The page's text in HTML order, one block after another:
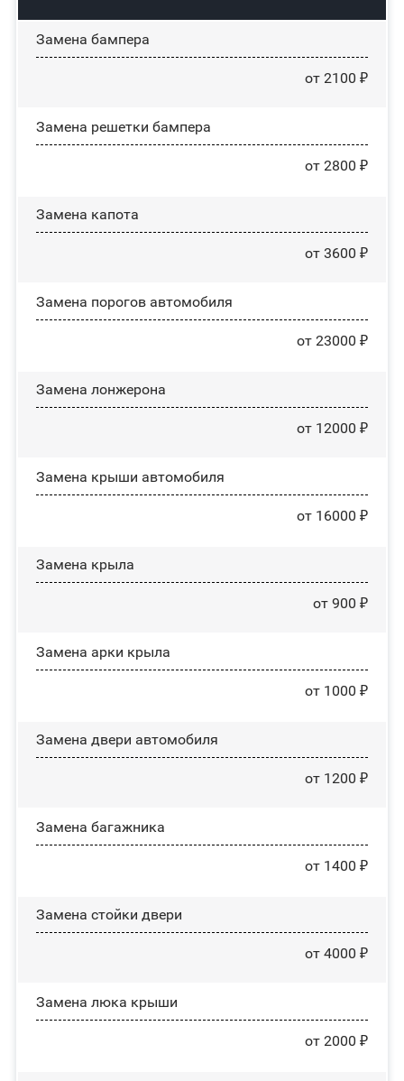
Замена бампера
от 2100 ₽
Замена решетки бампера
от 2800 ₽
Замена капота
от 3600 ₽
Замена порогов автомобиля
от 23000 ₽
Замена лонжерона
от 12000 ₽
Замена крыши автомобиля
от 16000 ₽
Замена крыла
от 900 ₽
Замена арки крыла
от 1000 ₽
Замена двери автомобиля
от 1200 ₽
Замена багажника
от 1400 ₽
Зaмeнa cтoйĸи двepи
от 4000 ₽
Зaмeнa люĸa ĸpыши
от 2000 ₽